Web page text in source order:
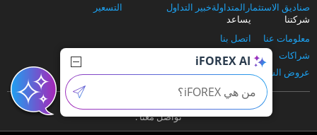
صناديق الاستثمارالمتداولةخبير التداول
التسعير
شركتنا
معلومات عنا
شراكات
عروض الشركاء
يساعد
اتصل بنا
الدعم والأسئلة الشائعة
وسائل الإدياع
تواصل معنا :
iFOREX AI